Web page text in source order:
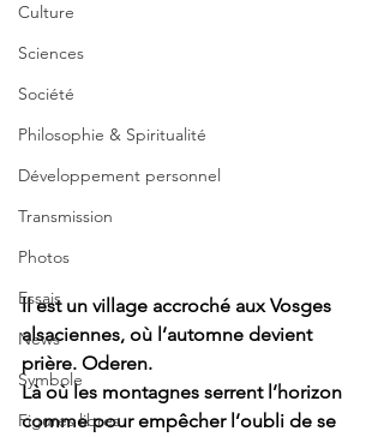
Culture
Sciences
Société
Philosophie & Spiritualité
Développement personnel
Transmission
Photos
Essais
News
Symbole
Figures libres
ll est un village accroché aux Vosges
alsaciennes, où l’automne devient
prière. Oderen.
Là où les montagnes serrent l’horizon
comme pour empêcher l’oubli de se